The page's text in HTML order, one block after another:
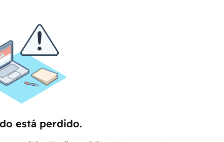
está perdido.